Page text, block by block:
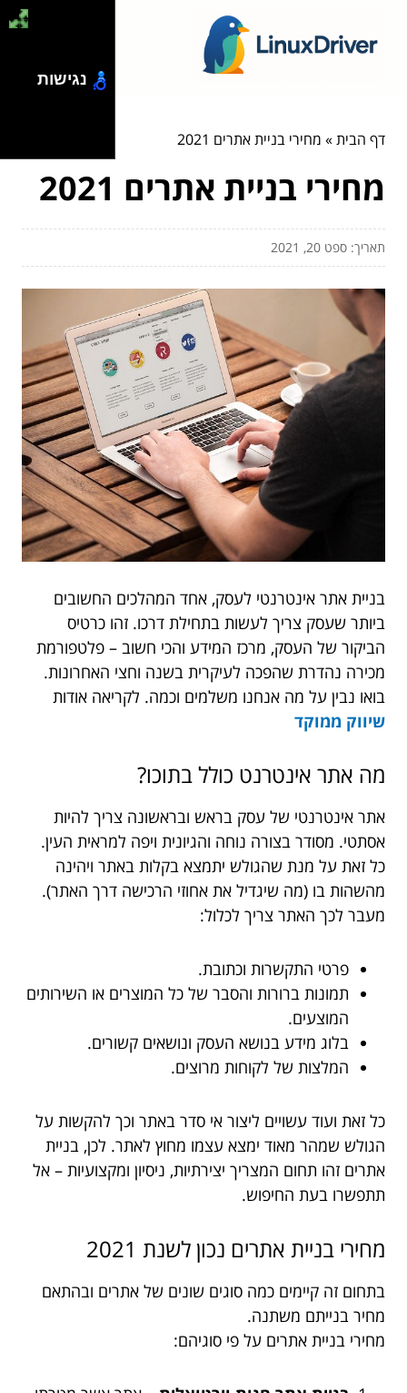
דף הבית» מחירי בניית אתרים 2021
מחירי בניית אתרים 2021
תאריך: ספט 20, 2021
בניית אתר אינטרנטי לעסק, אחד המהלכים החשובים
ביותר שעסק צריך לעשות בתחילת דרכו. זהו כרטיס
הביקור של העסק, מרכז המידע והכי חשוב – פלטפורמת
מכירה נהדרת שהפכה לעיקרית בשנה וחצי האחרונות.
בואו נבין על מה אנחנו משלמים וכמה. לקריאה אודות
שיווק ממוקד
מה אתר אינטרנט כולל בתוכו?
אתר אינטרנטי של עסק בראש ובראשונה צריך להיות
אסתטי. מסודר בצורה נוחה והגיונית ויפה למראית העין.
כל זאת על מנת שהגולש יתמצא בקלות באתר ויהינה
מהשהות בו (מה שיגדיל את אחוזי הרכישה דרך האתר).
מעבר לכך האתר צריך לכלול:
פרטי התקשרות וכתובת.
תמונות ברורות והסבר של כל המוצרים או השירותים
המוצעים.
בלוג מידע בנושא העסק ונושאים קשורים.
המלצות של לקוחות מרוצים.
כל זאת ועוד עשויים ליצור אי סדר באתר וכך להקשות על
הגולש שמהר מאוד ימצא עצמו מחוץ לאתר. לכן, בניית
אתרים זהו תחום המצריך יצירתיות, ניסיון ומקצועיות – אל
תתפשרו בעת החיפוש.
מחירי בניית אתרים נכון לשנת 2021
בתחום זה קיימים כמה סוגים שונים של אתרים ובהתאם
מחיר בנייתם משתנה.
מחירי בניית אתרים על פי סוגיהם:
נגישות